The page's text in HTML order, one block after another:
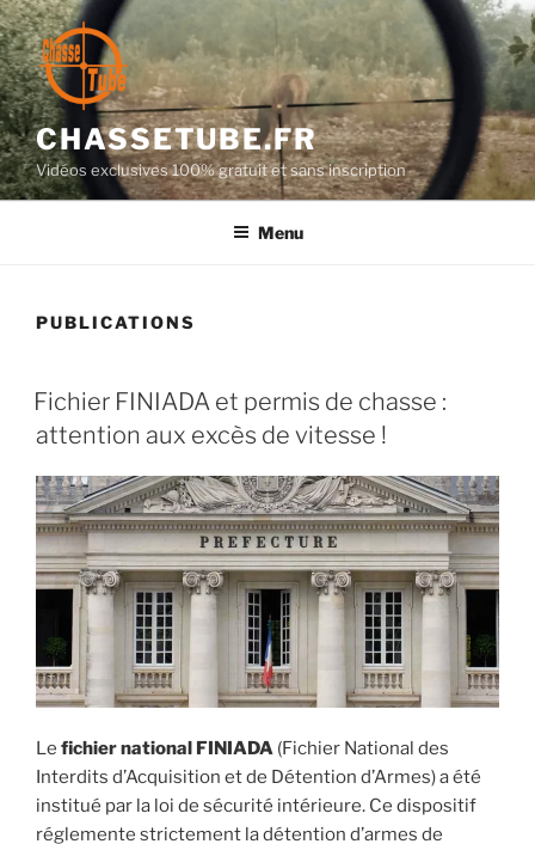
Aller
au
contenu
principal
CHASSETUBE.FR
Vidéos exclusives 100% gratuit et sans inscription
Menu
PUBLICATIONS
PUBLIÉ
LE
Fichier FINIADA et permis de chasse :
attention aux excès de vitesse !
Le fichier national FINIADA (Fichier National des
Interdits d’Acquisition et de Détention d’Armes) a été
institué par la loi de sécurité intérieure. Ce dispositif
réglemente strictement la détention d’armes de